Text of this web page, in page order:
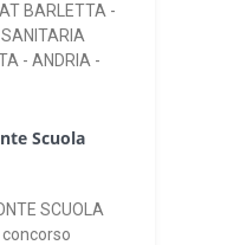
BARLETTA -
- ANDRIA -
Scuola
SCUOLA